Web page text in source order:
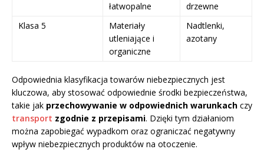
łatwopalne
drzewne
Klasa 5
Materiały
utleniające i
organiczne
Nadtlenki,
azotany
Odpowiednia klasyfikacja towarów niebezpiecznych jest
kluczowa, aby stosować odpowiednie środki bezpieczeństwa,
takie jak przechowywanie w odpowiednich warunkach czy
transport zgodnie z przepisami. Dzięki tym działaniom
można zapobiegać wypadkom oraz ograniczać negatywny
wpływ niebezpiecznych produktów na otoczenie.